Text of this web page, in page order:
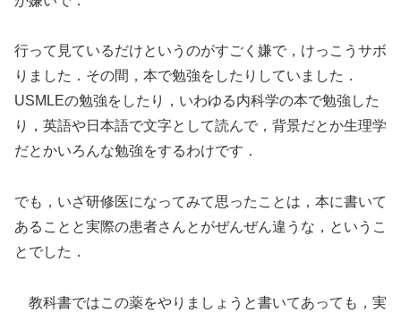
行って見ているだけというのがすごく嫌で，けっこうサボ
りました．その間，本で勉強をしたりしていました．
USMLEの勉強をしたり，いわゆる内科学の本で勉強した
り，英語や日本語で文字として読んで，背景だとか生理学
だとかいろんな勉強をするわけです．
でも，いざ研修医になってみて思ったことは，本に書いて
あることと実際の患者さんとがぜんぜん違うな，というこ
とでした．
教科書ではこの薬をやりましょうと書いてあっても，実